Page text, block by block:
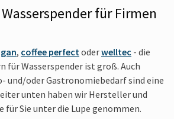
für Firmen
, coffee perfect oderwelltec - die
für Wasserspender ist groß. Auch
und/oder Gastronomiebedarf sind eine
unten haben wir Hersteller und
für Sie unter die Lupe genommen.